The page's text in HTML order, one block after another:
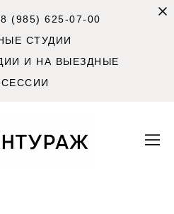
(985) 625-07-00
СТУДИИ
И НА ВЫЕЗДНЫЕ